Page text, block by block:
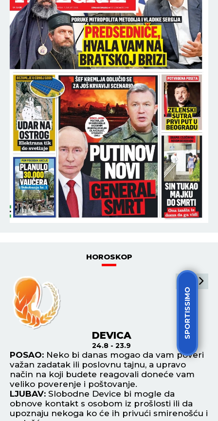
SPORTISSIMO
HOROSKOP
DEVICA
24.8 - 23.9
POSAO: Neko bi danas mogao da vam poveri
važan zadatak ili poslovnu tajnu, a upravo
način na koji budete reagovali doneće vam
veliko poverenje i poštovanje.
LJUBAV: Slobodne Device bi mogle da
obnove kontakt s osobom iz prošlosti ili da
upoznaju nekoga ko će ih privući smirenošću i